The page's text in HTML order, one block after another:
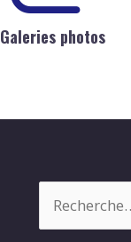
Galeries photos